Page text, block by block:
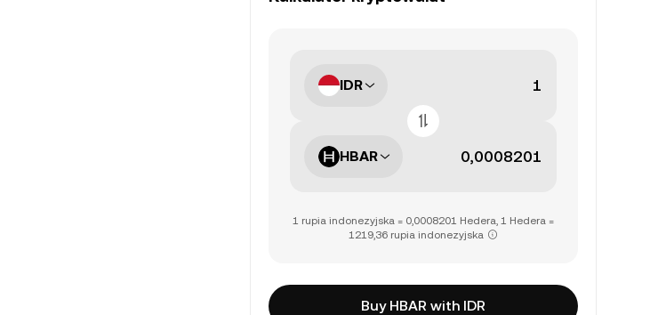
IDR
HBAR
1 rupia indonezyjska = 0,0008201 Hedera, 1 Hedera =
1219,36 rupia indonezyjska
Buy HBAR with IDR